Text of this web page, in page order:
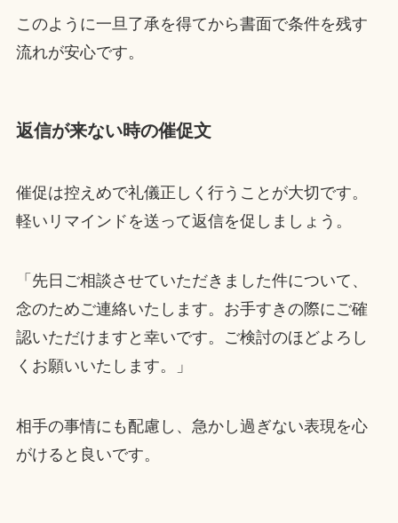
このように一旦了承を得てから書面で条件を残す
流れが安心です。
返信が来ない時の催促文
催促は控えめで礼儀正しく行うことが大切です。
軽いリマインドを送って返信を促しましょう。
「先日ご相談させていただきました件について、
念のためご連絡いたします。お手すきの際にご確
認いただけますと幸いです。ご検討のほどよろし
くお願いいたします。」
相手の事情にも配慮し、急かし過ぎない表現を心
がけると良いです。